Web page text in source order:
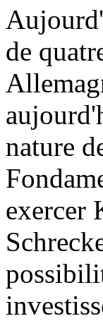
de
nature
exercer